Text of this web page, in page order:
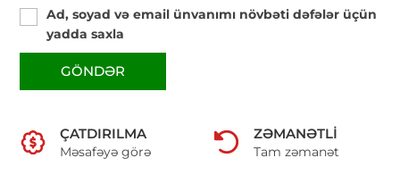
Ad, soyad və email ünvanımı növbəti dəfələr üçün
yadda saxla
GÖNDƏR
ÇATDIRILMA
Məsafəyə görə
ZƏMANƏTLI
Tam zəmanət